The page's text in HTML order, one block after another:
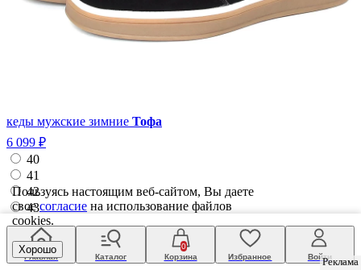
Реклама
Реклама
кеды мужские зимние Тофа
6 099 ₽
40
41
42
43
44
45
Главная Каталог
0
Корзина
Избранное Войти
Пользуясь настоящим веб-сайтом, Вы даете
своесогласие на использование файлов
cookies.
Хорошо